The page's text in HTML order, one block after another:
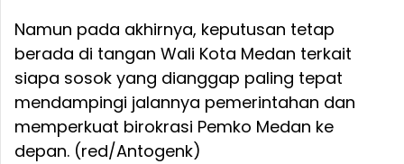
Namun pada akhirnya, keputusan tetap
berada di tangan Wali Kota Medan terkait
siapa sosok yang dianggap paling tepat
mendampingi jalannya pemerintahan dan
memperkuat birokrasi Pemko Medan ke
depan. (red/Antogenk)